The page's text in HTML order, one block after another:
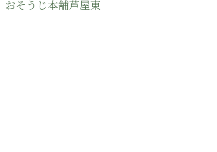
おそうじ本舗芦屋東